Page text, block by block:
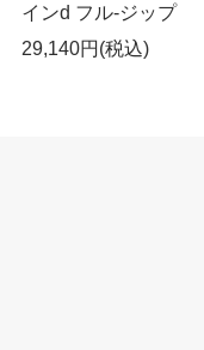
インd フル-ジップ
29,140円(税込)